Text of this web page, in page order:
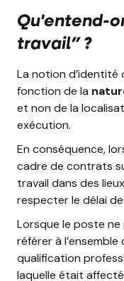
Qu'entend-
travail” ?
La notion d’identité
fonction de la
et non de la
exécution.
En conséquence,
cadre de contrats
travail dans des
respecter le délai
Lorsque le poste ne
référer à
qualification
laquelle était